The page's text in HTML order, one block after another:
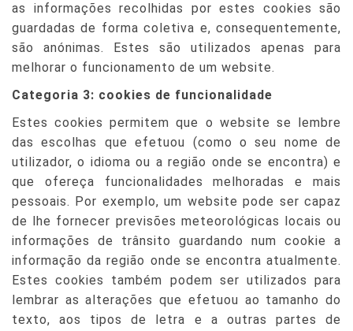
as informações recolhidas por estes cookies são
guardadas de forma coletiva e, consequentemente,
são anónimas. Estes são utilizados apenas para
melhorar o funcionamento de um website.
Categoria 3: cookies de funcionalidade
Estes cookies permitem que o website se lembre
das escolhas que efetuou (como o seu nome de
utilizador, o idioma ou a região onde se encontra) e
que ofereça funcionalidades melhoradas e mais
pessoais. Por exemplo, um website pode ser capaz
de lhe fornecer previsões meteorológicas locais ou
informações de trânsito guardando num cookie a
informação da região onde se encontra atualmente.
Estes cookies também podem ser utilizados para
lembrar as alterações que efetuou ao tamanho do
texto, aos tipos de letra e a outras partes de